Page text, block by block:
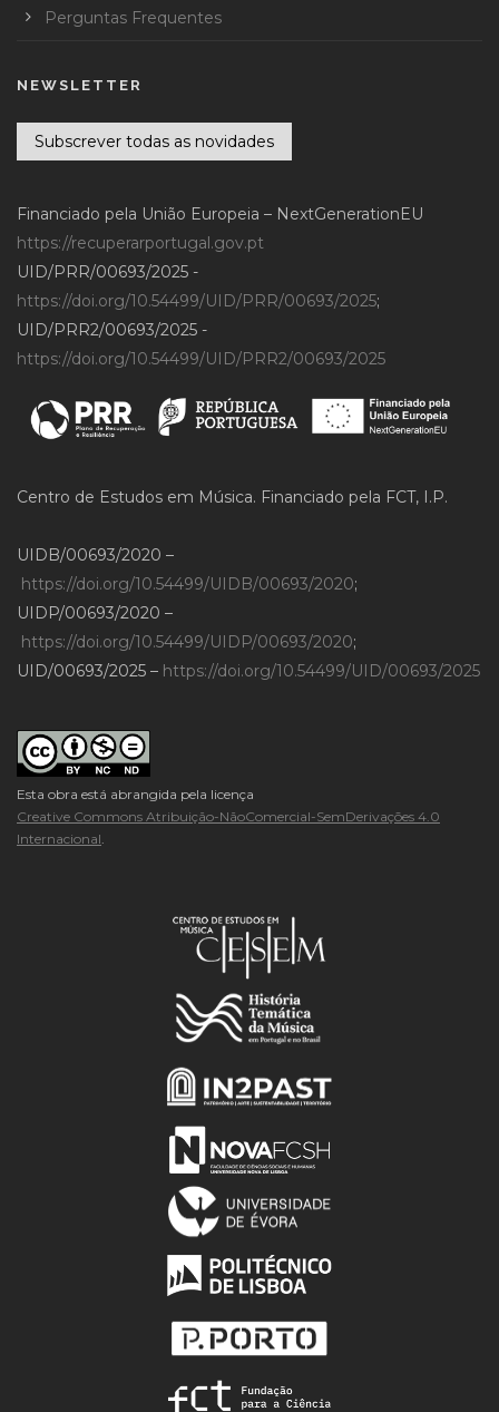
Perguntas Frequentes
NEWSLETTER
Subscrever todas as novidades
Financiado pela União Europeia – NextGenerationEU
https://recuperarportugal.gov.pt
UID/PRR/00693/2025 -
https://doi.org/10.54499/UID/PRR/00693/2025;
UID/PRR2/00693/2025 -
https://doi.org/10.54499/UID/PRR2/00693/2025
Centro de Estudos em Música. Financiado pela FCT, I.P.
UIDB/00693/2020 –
https://doi.org/10.54499/UIDB/00693/2020;
UIDP/00693/2020 –
https://doi.org/10.54499/UIDP/00693/2020;
UID/00693/2025 – https://doi.org/10.54499/UID/00693/2025
Esta obra está abrangida pela licença
Creative Commons Atribuição-NãoComercial-SemDerivações 4.0
Internacional